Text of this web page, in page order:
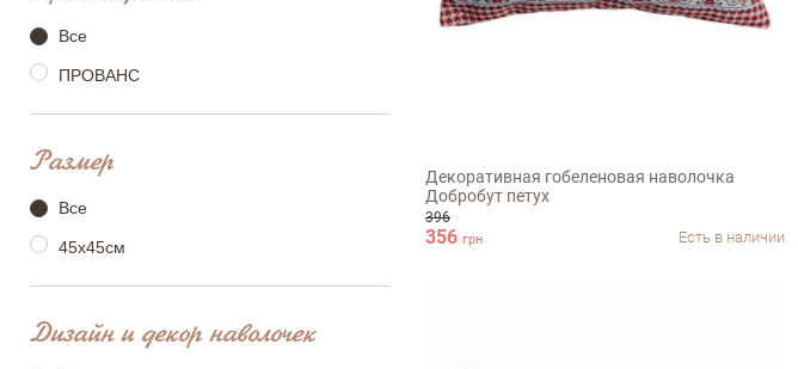
Все
ПРОВАНС
Размер
Все
45х45см
Дизайн и декор наволочек
Декоративная гобеленовая наволочка
Добробут петух
396
356 грн Есть в наличии
Оставить отзыв